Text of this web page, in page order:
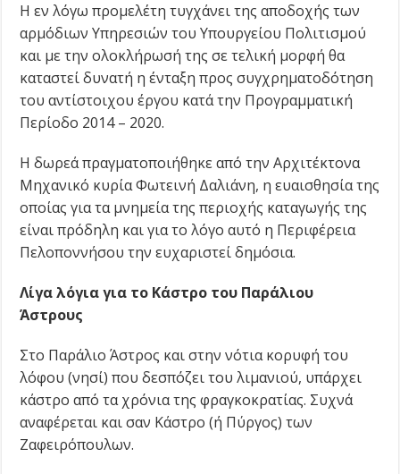
Η εν λόγω προμελέτη τυγχάνει της αποδοχής των
αρμόδιων Υπηρεσιών του Υπουργείου Πολιτισμού
και με την ολοκλήρωσή της σε τελική μορφή θα
καταστεί δυνατή η ένταξη προς συγχρηματοδότηση
του αντίστοιχου έργου κατά την Προγραμματική
Περίοδο 2014 – 2020.
Η δωρεά πραγματοποιήθηκε από την Αρχιτέκτονα
Μηχανικό κυρία Φωτεινή Δαλιάνη, η ευαισθησία της
οποίας για τα μνημεία της περιοχής καταγωγής της
είναι πρόδηλη και για το λόγο αυτό η Περιφέρεια
Πελοποννήσου την ευχαριστεί δημόσια.
Λίγα λόγια για το Κάστρο του Παράλιου
Άστρους
Στο Παράλιο Άστρος και στην νότια κορυφή του
λόφου (νησί) που δεσπόζει του λιμανιού, υπάρχει
κάστρο από τα χρόνια της φραγκοκρατίας. Συχνά
αναφέρεται και σαν Κάστρο (ή Πύργος) των
Ζαφειρόπουλων.